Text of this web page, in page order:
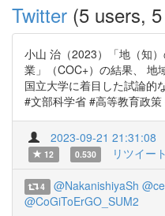
Twitter (5 users,
小山 治（2023）「地（知
業」（COC+）の結果、
国立大学に着目した試論
#文部科学省 #高等教育政策
2023-09-21 21:31:08
12
0.530 リツイー
4 @NakanishiyaSh
@CoGiToErGO_SUM2